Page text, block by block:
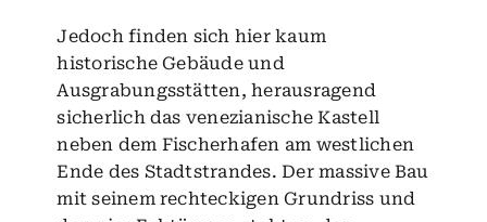
Jedoch finden sich hier kaum
historische Gebäude und
Ausgrabungsstätten, herausragend
sicherlich das venezianische Kastell
neben dem Fischerhafen am westlichen
Ende des Stadtstrandes. Der massive Bau
mit seinem rechteckigen Grundriss und